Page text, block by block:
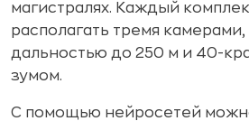
магистралях. Каждый
располагать тремя
дальностью до 250 м и 40-
зумом.
С помощью нейросетей